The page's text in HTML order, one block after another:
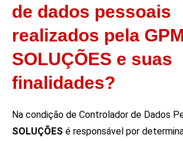
de dados pessoais
realizados pela GPM
SOLUÇÕES e suas
finalidades?
Na condição de Controlador de Dados
SOLUÇÕES é responsável por